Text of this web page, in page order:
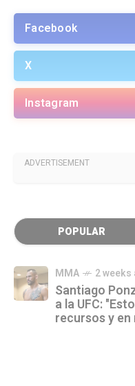
Facebook
X
Instagram
ADVERTISEMENT
POPULAR
MMA 2 weeks
Santiago
a la UFC:
recursos y en